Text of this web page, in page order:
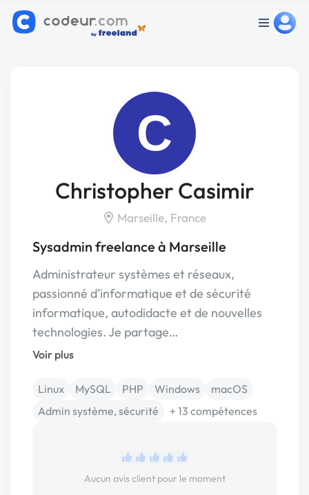
C
Christopher Casimir
Marseille, France
Sysadmin freelance à Marseille
Administrateur systèmes et réseaux,
passionné d’informatique et de sécurité
informatique, autodidacte et de nouvelles
technologies. Je partage…
Voir plus
Linux MySQL PHP Windows
macOS
Admin système, sécurité
+ 13 compétences
Aucun avis client pour le moment